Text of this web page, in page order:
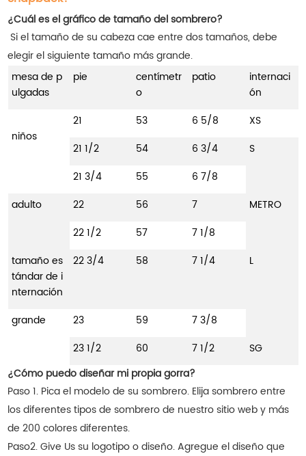
¿Cuál es el gráfico de tamaño del sombrero?
Si el tamaño de su cabeza cae entre dos tamaños, debe
elegir el siguiente tamaño más grande.
mesa de p
ulgadas
pie
centímetr
o
patio
internaci
ón
niños
21 53 6 5/8
XS
21 1/2
54 6 3/4
S
21 3/4
55
6 7/8
adulto
22 56 7
METRO
22 1/2
57
7 1/8
tamaño es
tándar de i
nternación
22 3/4 58 7 1/4 L
grande 23 59
7 3/8
23 1/2
60 7 1/2
SG
¿Cómo puedo diseñar mi propia gorra?
Paso 1. Pica el modelo de su sombrero. Elija sombrero entre
los diferentes tipos de sombrero de nuestro sitio web y más
de 200 colores diferentes.
Paso2. Give Us su logotipo o diseño. Agregue el diseño que